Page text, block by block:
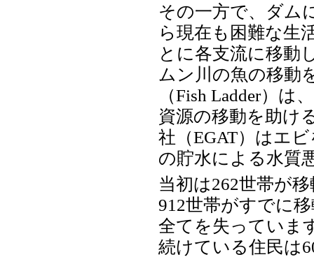
その一方で、ダム
ら現在も困難な生
とに各支流に移動
ムン川の魚の移動
（Fish Ladder）
資源の移動を助け
社（EGAT）はエ
の貯水による水質
当初は262世帯が
912世帯がすでに
全てを失っていま
続けている住民は